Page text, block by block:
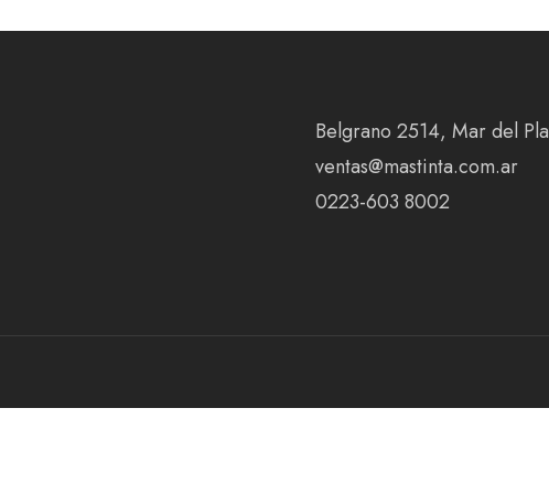
Belgrano 2514, Mar del
ventas@mastinta.com.ar
0223-603 8002